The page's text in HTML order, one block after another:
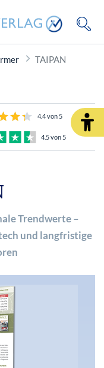
TAIPAN
4.4 von 5
4.5 von 5
Trendwerte –
und langfristige